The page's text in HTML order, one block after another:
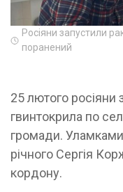
Росіяни запустили
поранений
25 лютого росіяни
гвинтокрила по
громади.
річного Сергія
кордону.